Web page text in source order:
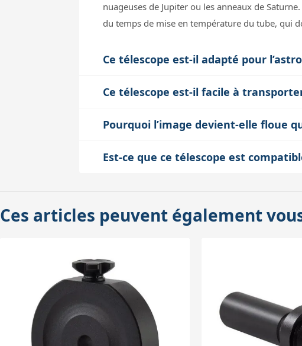
nuageuses de Jupiter ou les anneaux de
du temps de mise en température du tube, qui
Ce télescope est-il adapté pour
idéal pour le ciel profond. Sa monture
faudra gérer le poids total (jusqu’à 18 kg de
l’erreur périodique de la monture.
Ce télescope est-il facile à
avec la monture et les accessoires, le poids
station polaire précise indispensable à
déplacements à pied ou en transports en
Pourquoi l’image devient-elle floue
la limite de diffraction liée au diamètre de 235
Est-ce que ce télescope est
nécessaire lors de l’ajout de caméras ou de
Ces articles peuvent également